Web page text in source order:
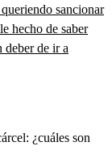
sancionar
hecho de saber
deber de ir a
¿cuáles son